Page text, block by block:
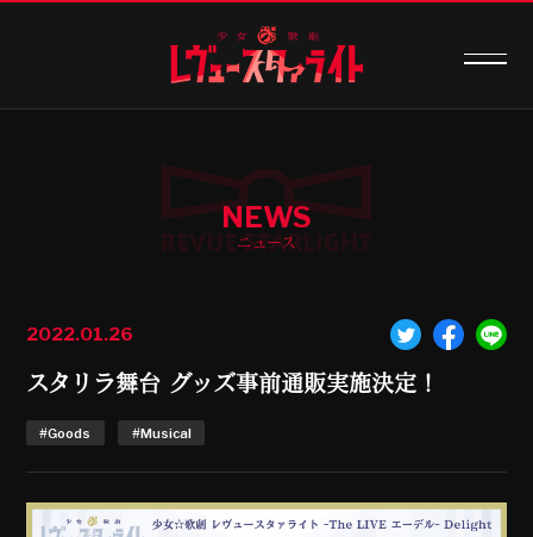
NEWS
ニュース
2022.01.26
スタリラ舞台 グッズ事前通販実施決定！
#Goods #Musical